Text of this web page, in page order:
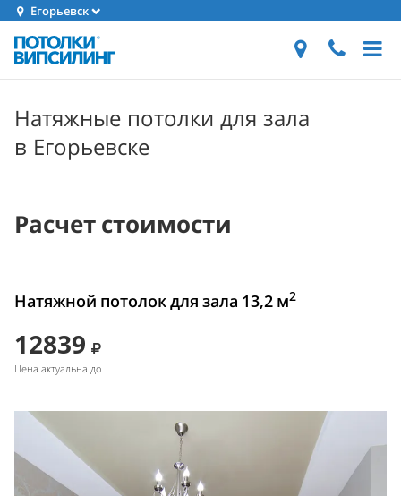
Егорьевск
Натяжные потолки для зала
в Егорьевске
Расчет стоимости
Натяжной потолок для зала 13,2 м2
12839
Цена актуальна до